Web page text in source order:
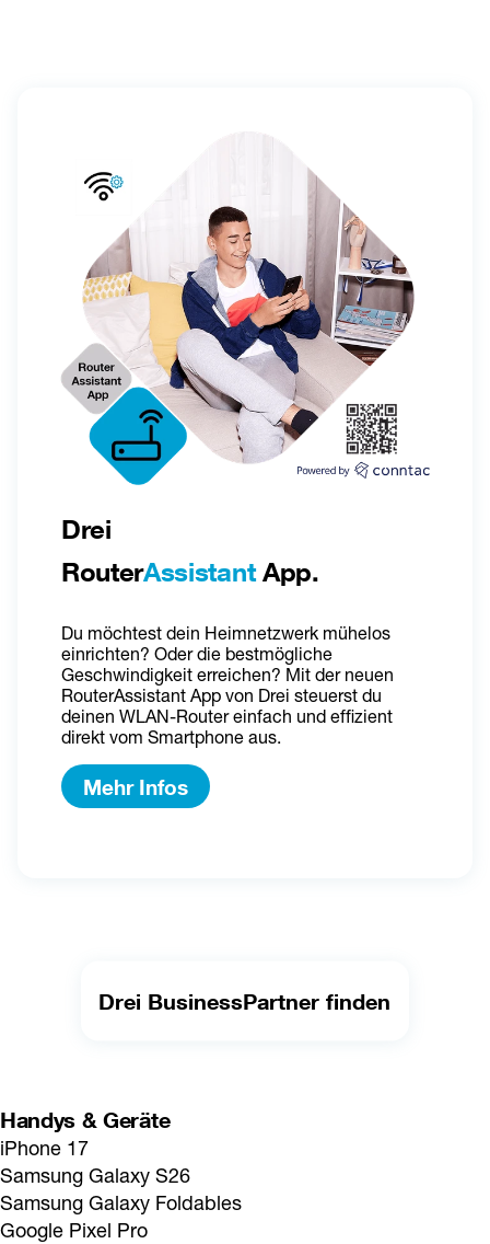
Drei
RouterAssistant App.
Du möchtest dein Heimnetzwerk mühelos
einrichten? Oder die bestmögliche
Geschwindigkeit erreichen? Mit der neuen
RouterAssistant App von Drei steuerst du
deinen WLAN-Router einfach und effizient
direkt vom Smartphone aus.
Mehr Infos
Drei BusinessPartner finden
Handys & Geräte
iPhone 17
Samsung Galaxy S26
Samsung Galaxy Foldables
Google Pixel Pro